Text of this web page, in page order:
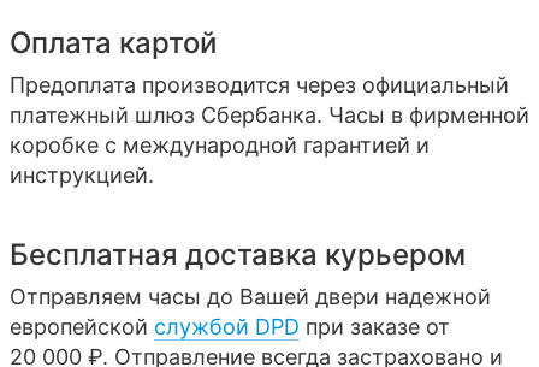
Оплата картой
Предоплата производится через официальный
платежный шлюз Сбербанка. Часы в фирменной
коробке с международной гарантией и
инструкцией.
Бесплатная доставка курьером
Отправляем часы до Вашей двери надежной
европейской службой DPD при заказе от
20 000 ₽. Отправление всегда застраховано и